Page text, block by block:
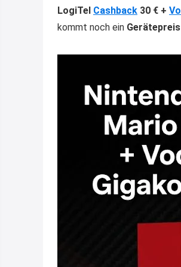
LogiTel Cashback 30 € +
kommt noch ein